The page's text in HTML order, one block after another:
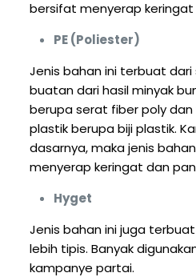
bersifat menyerap keringat
PE (Poliester)
Jenis bahan ini terbuat
buatan dari hasil minyak
berupa serat fiber poly dan
plastik berupa biji plastik.
dasarnya, maka jenis
menyerap keringat dan
Hyget
Jenis bahan ini juga
lebih tipis. Banyak
kampanye partai.